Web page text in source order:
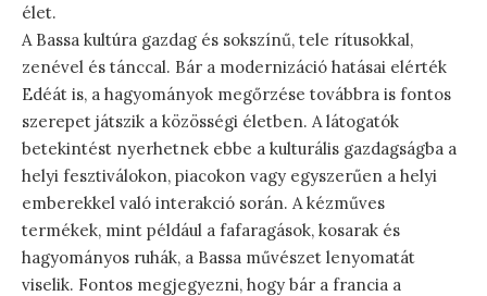
élet.
A Bassa kultúra gazdag és sokszínű, tele rítusokkal,
zenével és tánccal. Bár a modernizáció hatásai elérték
Edéát is, a hagyományok megőrzése továbbra is fontos
szerepet játszik a közösségi életben. A látogatók
betekintést nyerhetnek ebbe a kulturális gazdagságba a
helyi fesztiválokon, piacokon vagy egyszerűen a helyi
emberekkel való interakció során. A kézműves
termékek, mint például a fafaragások, kosarak és
hagyományos ruhák, a Bassa művészet lenyomatát
viselik. Fontos megjegyezni, hogy bár a francia a